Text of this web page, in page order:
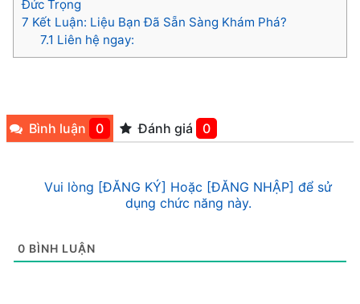
Đức Trọng
7 Kết Luận: Liệu Bạn Đã Sẵn Sàng Khám Phá?
7.1 Liên hệ ngay:
Bình luận 0 Đánh giá 0
Vui lòng [ĐĂNG KÝ] Hoặc [ĐĂNG NHẬP] để sử
dụng chức năng này.
0 BÌNH LUẬN